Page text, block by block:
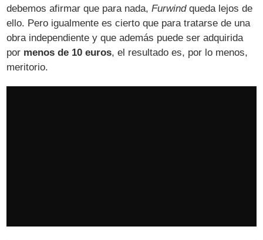
debemos afirmar que para nada,Furwindqueda lejos de
ello. Pero igualmente es cierto que para tratarse de una
obra independiente y que además puede ser adquirida
por menos de 10 euros, el resultado es, por lo menos,
meritorio.